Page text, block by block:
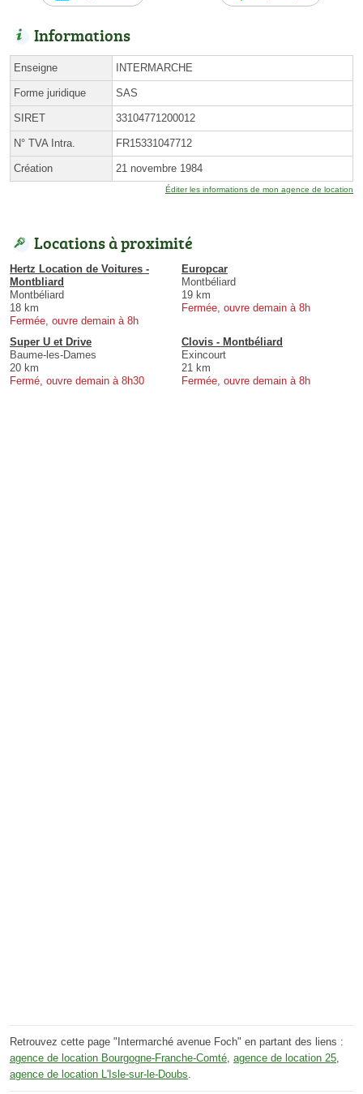
Informations
Enseigne INTERMARCHE
Forme juridique SAS
SIRET 33104771200012
N° TVA Intra. FR15331047712
Création 21 novembre 1984
Éditer les informations de mon agence de location
Locations à proximité
Hertz Location de Voitures -
Montbliard
Montbéliard
18 km
Fermée, ouvre demain à 8h
Europcar
Montbéliard
19 km
Fermée, ouvre demain à 8h
Super U et Drive
Baume-les-Dames
20 km
Fermé, ouvre demain à 8h30
Clovis - Montbéliard
Exincourt
21 km
Fermée, ouvre demain à 8h
Retrouvez cette page "Intermarché avenue Foch" en partant des liens :
agence de location Bourgogne-Franche-Comté, agence de location 25,
agence de location L'Isle-sur-le-Doubs.